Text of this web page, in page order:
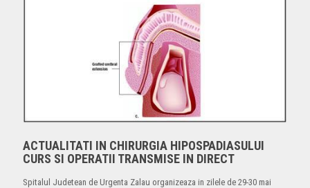
ACTUALITATI IN CHIRURGIA HIPOSPADIASULUI
CURS SI OPERATII TRANSMISE IN DIRECT
Spitalul Judetean de Urgenta Zalau organizeaza in zilele de 29-30 mai